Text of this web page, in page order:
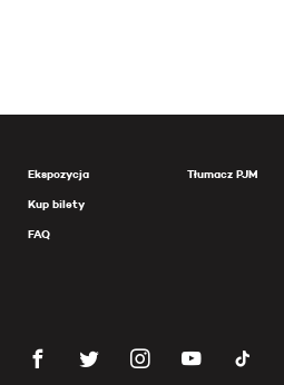
Ekspozycja
Kup bilety
FAQ
Tłumacz PJM